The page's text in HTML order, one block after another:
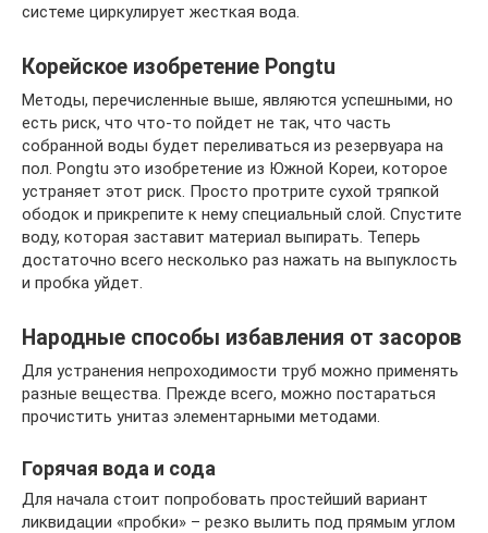
системе циркулирует жесткая вода.
Корейское изобретение Pongtu
Методы, перечисленные выше, являются успешными, но
есть риск, что что-то пойдет не так, что часть
собранной воды будет переливаться из резервуара на
пол. Pongtu это изобретение из Южной Кореи, которое
устраняет этот риск. Просто протрите сухой тряпкой
ободок и прикрепите к нему специальный слой. Спустите
воду, которая заставит материал выпирать. Теперь
достаточно всего несколько раз нажать на выпуклость
и пробка уйдет.
Народные способы избавления от засоров
Для устранения непроходимости труб можно применять
разные вещества. Прежде всего, можно постараться
прочистить унитаз элементарными методами.
Горячая вода и сода
Для начала стоит попробовать простейший вариант
ликвидации «пробки» – резко вылить под прямым углом